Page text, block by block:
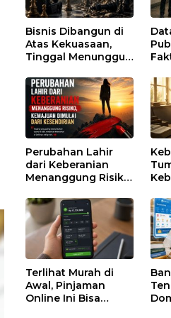
Bisnis Dibangun di
Atas Kekuasaan,
Tinggal Menunggu
Perubahan Lahir
dari Keberanian
Menanggung Risiko,
dari Kesendirian
Terlihat Murah di
Awal, Pinjaman
Online Ini Bisa